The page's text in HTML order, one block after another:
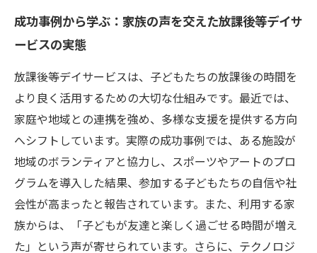
成功事例から学ぶ：家族の声を交えた放課後等デイサ
ービスの実態
放課後等デイサービスは、子どもたちの放課後の時間を
より良く活用するための大切な仕組みです。最近では、
家庭や地域との連携を強め、多様な支援を提供する方向
へシフトしています。実際の成功事例では、ある施設が
地域のボランティアと協力し、スポーツやアートのプロ
グラムを導入した結果、参加する子どもたちの自信や社
会性が高まったと報告されています。また、利用する家
族からは、「子どもが友達と楽しく過ごせる時間が増え
た」という声が寄せられています。さらに、テクノロジ